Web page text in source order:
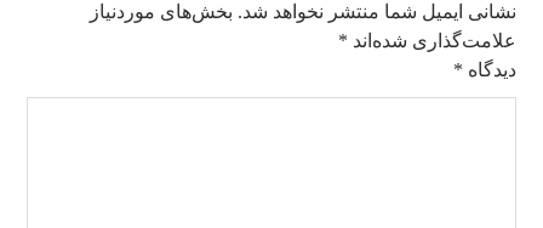
نشانی ایمیل شما منتشر نخواهد شد. بخش‌های موردنیاز
علامت‌گذاری شده‌اند *
دیدگاه *